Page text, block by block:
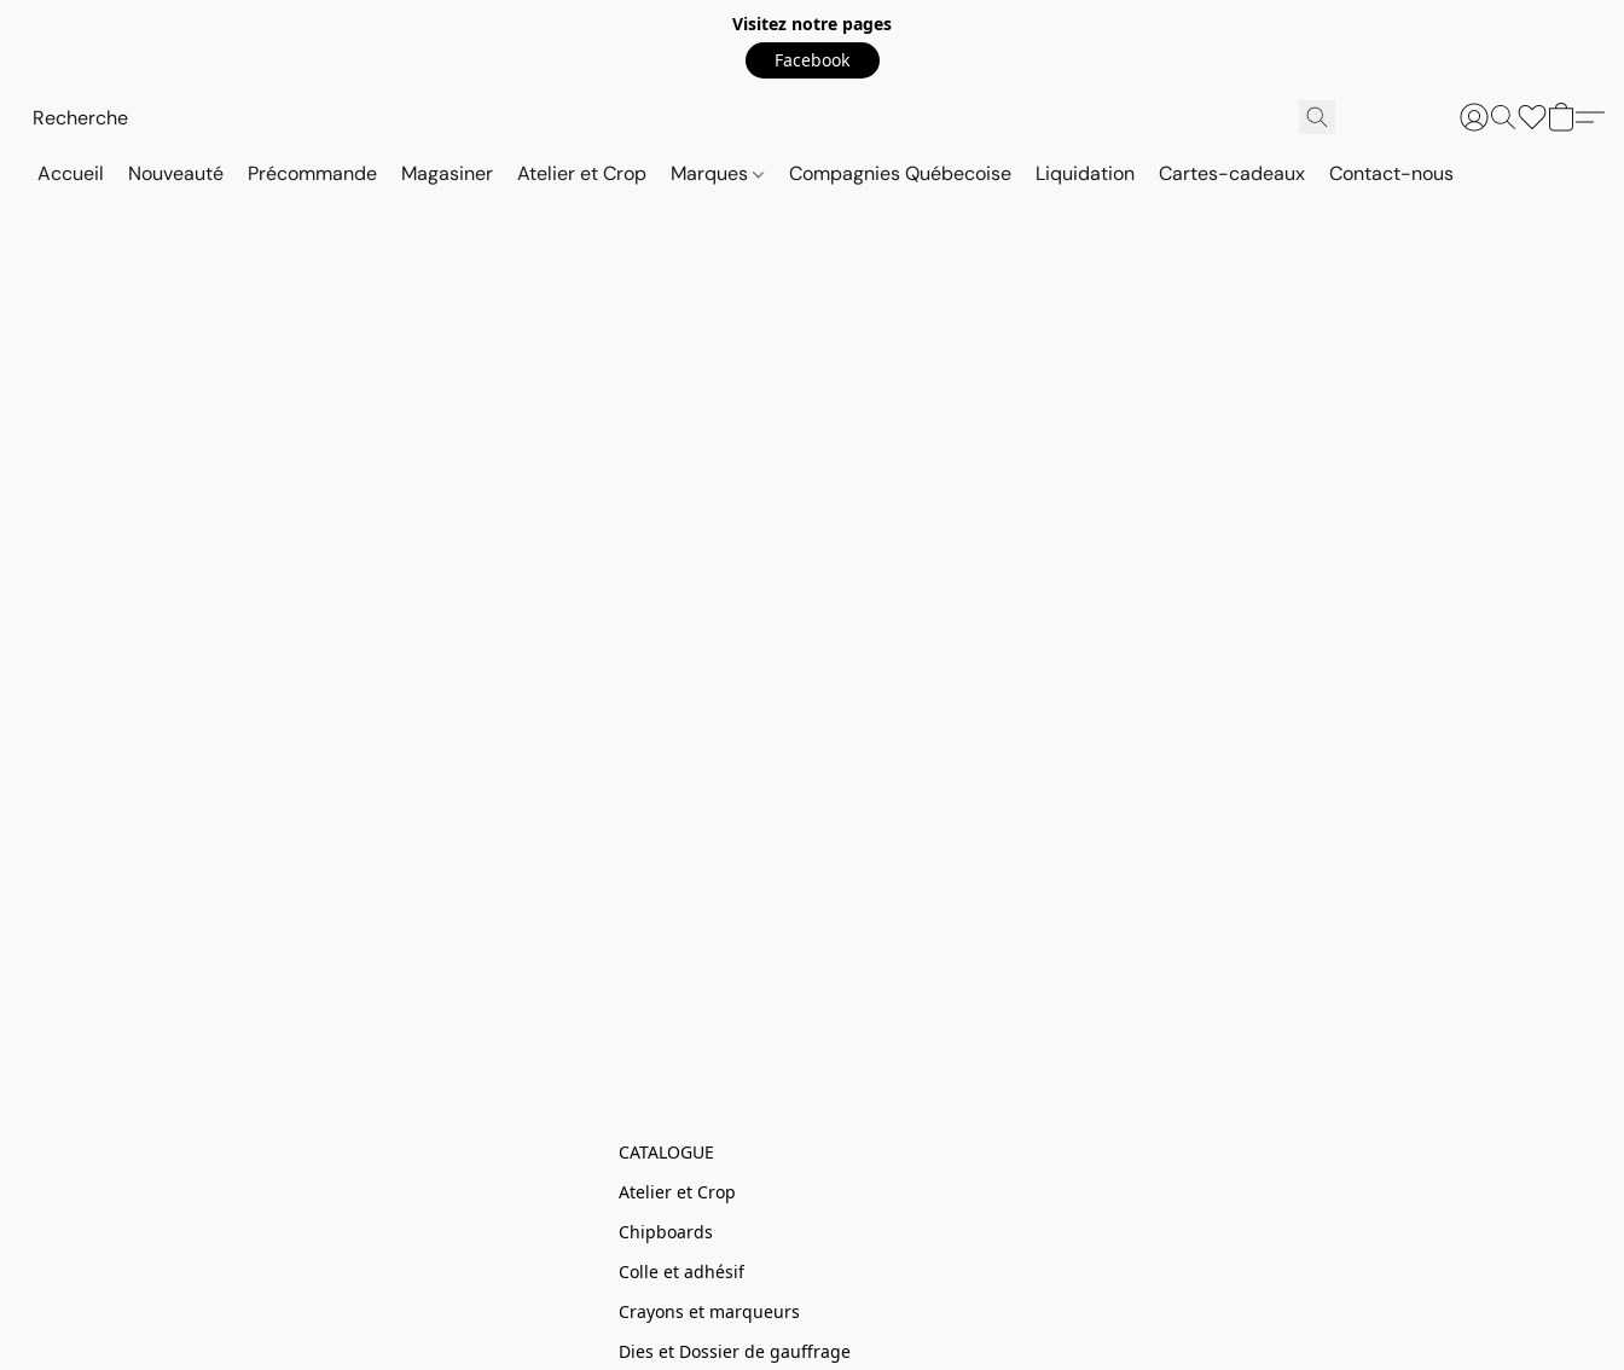
Visitez notre pages
Facebook
Accueil Nouveauté Précommande Magasiner Atelier et Crop Marques Compagnies Québecoise Liquidation Cartes-cadeaux Contact-nous
CATALOGUE
Atelier et Crop
Chipboards
Colle et adhésif
Crayons et marqueurs
Dies et Dossier de gauffrage